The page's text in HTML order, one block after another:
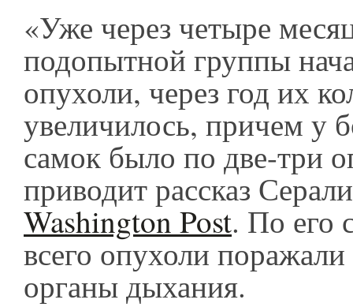
«Уже через четыре
подопытной группы
опухоли, через год их
увеличилось, причем у
самок было по две-три
приводит рассказ
Washington Post. По его
всего опухоли
органы дыхания.